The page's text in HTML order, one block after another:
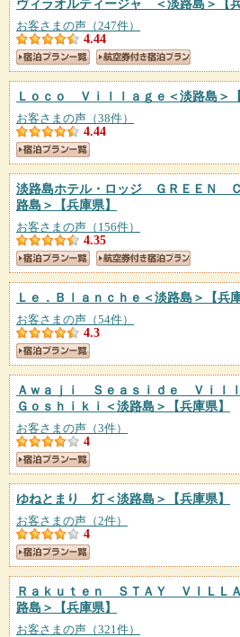
ヴィラオルティージャ ＜淡路島＞ 【
お客さまの声（247件）
4.44
Ｌｏｃｏ Ｖｉｌｌａｇｅ＜淡路島＞
お客さまの声（38件）
4.44
淡路島ホテル・ロッジ ＧＲＥＥＮ
路島＞
【兵庫県】
お客さまの声（156件）
4.35
Ｌｅ．Ｂｌａｎｃｈｅ＜淡路島＞ 【兵
お客さまの声（54件）
4.3
Ａｗａｊｉ Ｓｅａｓｉｄｅ Ｖｉ
Ｇｏｓｈｉｋｉ＜淡路島＞
【兵庫県】
お客さまの声（3件）
4
ゆねとまり 灯＜淡路島＞ 【兵庫県】
お客さまの声（2件）
4
Ｒａｋｕｔｅｎ ＳＴＡＹ ＶＩＬＬ
路島＞
【兵庫県】
お客さまの声（321件）